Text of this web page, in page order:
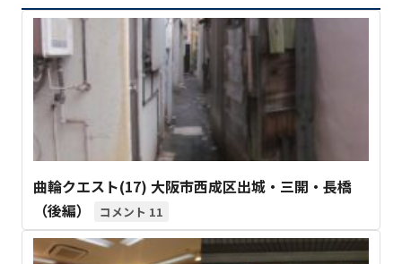
曲輪クエスト(17) 大阪市西成区出城・三開・長橋
（後編）
11